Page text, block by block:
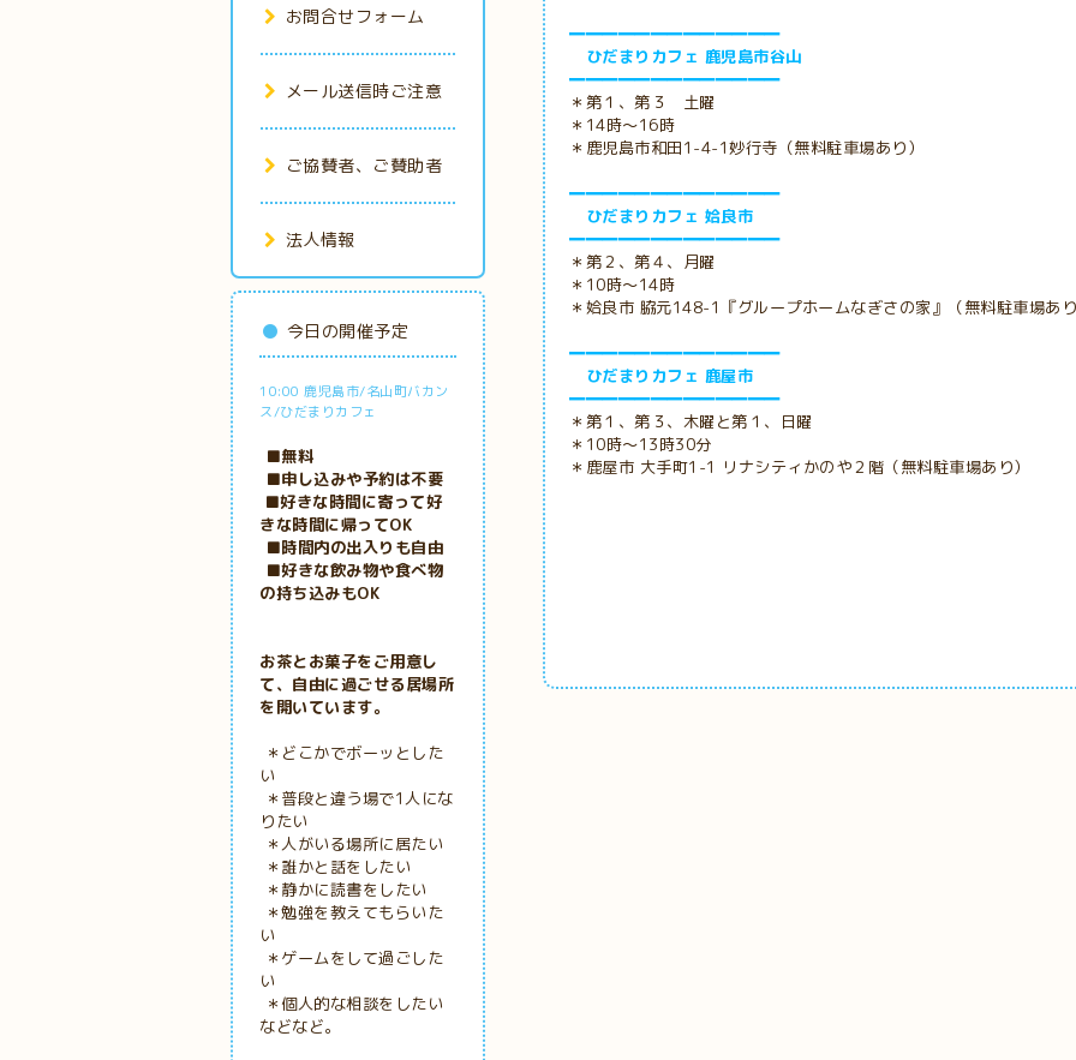
━━━━━━━━━━━━━
ひだまりカフェ 鹿児島市谷山
━━━━━━━━━━━━━
＊第１、第３ 土曜
＊14時～16時
＊鹿児島市和田1-4-1妙行寺（無料駐車場あり）
━━━━━━━━━━━━━
ひだまりカフェ 姶良市
━━━━━━━━━━━━━
＊第２、第４、月曜
＊10時～14時
＊姶良市 脇元148-1『グループホームなぎさの家』（無料駐車場あり
━━━━━━━━━━━━━
ひだまりカフェ 鹿屋市
━━━━━━━━━━━━━
＊第１、第３、木曜と第１、日曜
＊10時～13時30分
＊鹿屋市 大手町1-1 リナシティかのや２階（無料駐車場あり）
お問合せフォーム
メール送信時ご注意
ご協賛者、ご賛助者
法人情報
今日の開催予定
10:00 鹿児島市/名山町バカン
ス/ひだまりカフェ
■無料
■申し込みや予約は不要
■好きな時間に寄って好
きな時間に帰ってOK
■時間内の出入りも自由
■好きな飲み物や食べ物
の持ち込みもOK
お茶とお菓子をご用意し
て、自由に過ごせる居場所
を開いています。
＊どこかでボーッとした
い
＊普段と違う場で1人にな
りたい
＊人がいる場所に居たい
＊誰かと話をしたい
＊静かに読書をしたい
＊勉強を教えてもらいた
い
＊ゲームをして過ごした
い
＊個人的な相談をしたい
などなど。